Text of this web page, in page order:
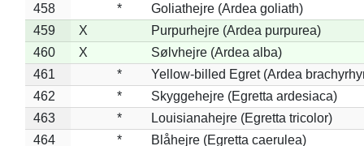
458
*
Goliathejre (Ardea goliath)
459
X
Purpurhejre (Ardea purpurea)
460
X
Sølvhejre (Ardea alba)
461
*
Yellow-billed Egret (Ardea
462
*
Skyggehejre (Egretta ardesiaca)
463
*
Louisianahejre (Egretta tricolor)
464
*
Blåhejre (Egretta caerulea)